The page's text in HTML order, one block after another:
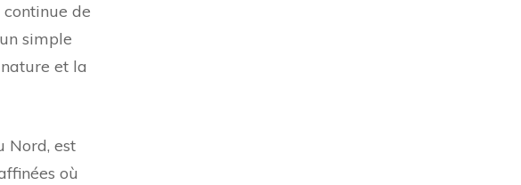
de
simple
et la
Nord, est
où